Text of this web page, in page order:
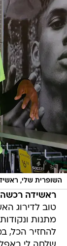
השופרית שלי,
ראשידה
טוב לדירוג
מתנות
להחזיר הכל,